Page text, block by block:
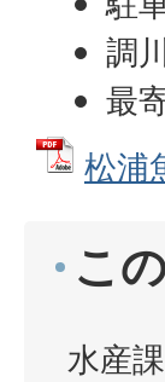
調
最
松浦
こ
水産